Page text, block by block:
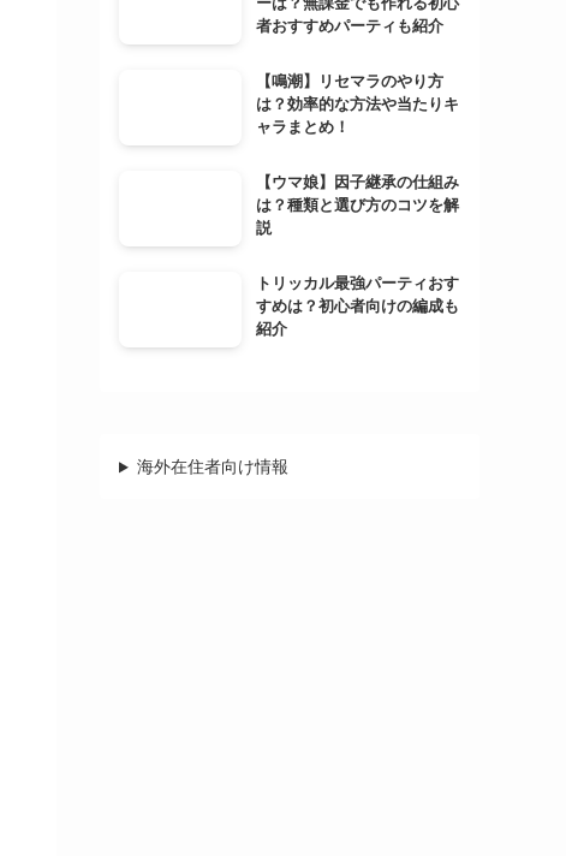
者おすすめパーティも紹介
【鳴潮】リセマラのやり方
は？効率的な方法や当たりキ
ャラまとめ！
【ウマ娘】因子継承の仕組み
は？種類と選び方のコツを解
説
トリッカル最強パーティおす
すめは？初心者向けの編成も
紹介
海外在住者向け情報